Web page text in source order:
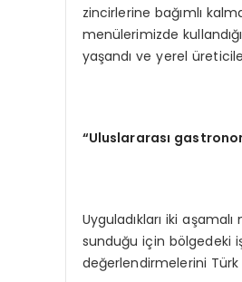
zincirlerine bağımlı
menülerimizde
yaşandı ve yerel
“Uluslararası
Uyguladıkları iki
sunduğu için bölgedeki
değerlendirmelerini